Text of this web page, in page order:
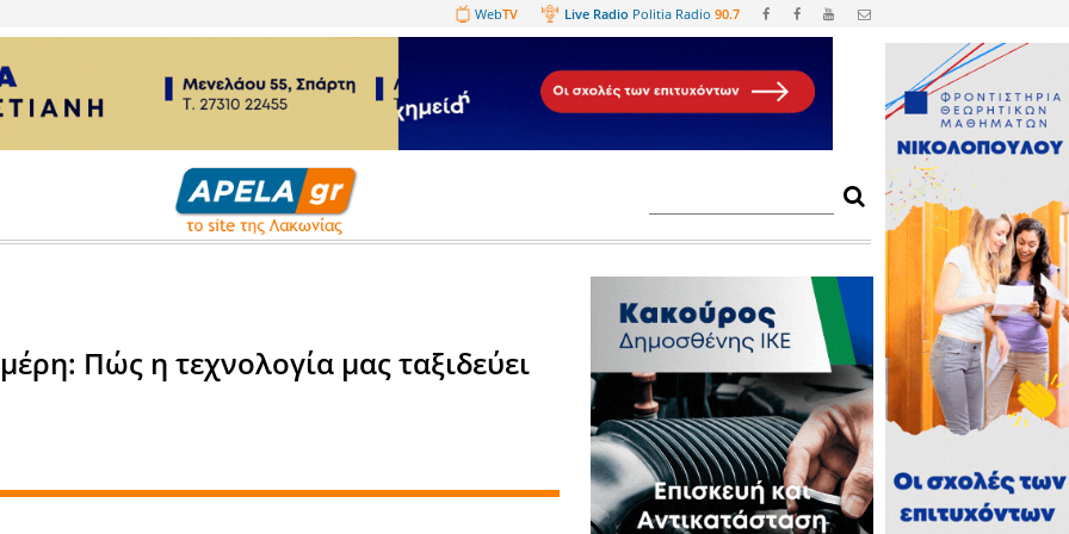
Web TV Live Radio
- Επιστήμη
μέρη: Πώς η τεχνολογία μας ταξιδεύει